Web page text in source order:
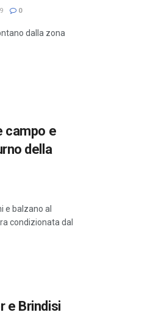
0
dalla zona
campo e
della
e balzano al
condizionata dal
e Brindisi